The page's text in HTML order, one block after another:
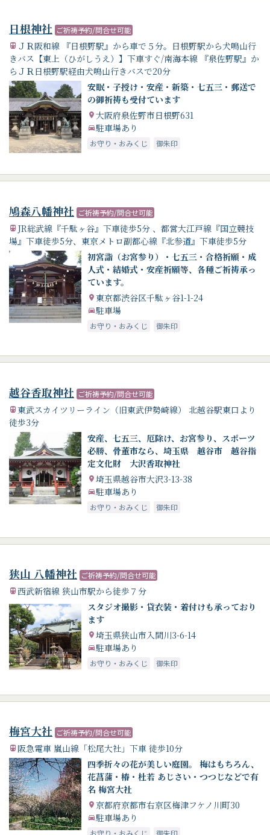
日根神社 ご祈祷予約/問合せ可能
ＪＲ阪和線 『日根野駅』から車で５分。日根野駅から犬鳴山行
きバス【東上（ひがしうえ）】下車すぐ/南海本線 『泉佐野駅』か
らＪＲ日根野駅経由犬鳴山行きバスで20分
安眠・子授け・安産・新築・七五三・郵送で
の御祈祷も受付ています
大阪府泉佐野市日根野631
駐車場あり
お守り・おみくじ 御朱印
鳩森八幡神社 ご祈祷予約/問合せ可能
JR総武線『千駄ヶ谷』下車徒歩5分 、都営大江戸線『国立競技
場』下車徒歩5分、東京メトロ副都心線『北参道』下車徒歩5分
初宮詣（お宮参り）・七五三・合格祈願・成
人式・結婚式・安産祈願等、各種ご祈祷承っ
ています。
東京都渋谷区千駄ヶ谷1-1-24
駐車場
お守り・おみくじ 御朱印
越谷香取神社 ご祈祷予約/問合せ可能
東武スカイツリーライン（旧東武伊勢崎線） 北越谷駅東口より
徒歩3分
安産、七五三、厄除け、お宮参り、スポーツ
必勝、骨董市なら、埼玉県 越谷市 越谷指
定文化財 大沢香取神社
埼玉県越谷市大沢3-13-38
駐車場あり
お守り・おみくじ 御朱印
狭山 八幡神社 ご祈祷予約/問合せ可能
西武新宿線 狭山市駅から徒歩７分
スタジオ撮影・貸衣装・着付けも承っており
ます
埼玉県狭山市入間川3-6-14
駐車場あり
お守り・おみくじ 御朱印
梅宮大社 ご祈祷予約/問合せ可能
阪急電車 嵐山線「松尾大社」下車 徒歩10分
四季折々の花が美しい庭園。 梅はもちろん、
花菖蒲・椿・杜若 あじさい・つつじなどで有
名 梅宮大社
京都府京都市右京区梅津フケノ川町30
駐車場あり